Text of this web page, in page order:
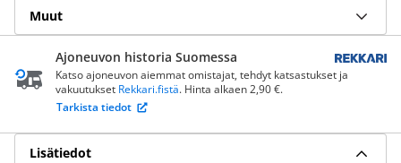
Muut
Ajoneuvon historia Suomessa
Katso ajoneuvon aiemmat omistajat, tehdyt katsastukset ja
vakuutukset Rekkari.fistä. Hinta alkaen 2,90 €.
Tarkista tiedot
Lisätiedot